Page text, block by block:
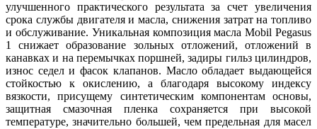
улучшенного практического результата за счет увеличения
срока службы двигателя и масла, снижения затрат на топливо
и обслуживание. Уникальная композиция масла Mobil Pegasus
1 снижает образование зольных отложений, отложений в
канавках и на перемычках поршней, задиры гильз цилиндров,
износ седел и фасок клапанов. Масло обладает выдающейся
стойкостью к окислению, а благодаря высокому индексу
вязкости, присущему синтетическим компонентам основы,
защитная смазочная пленка сохраняется при высокой
температуре, значительно большей, чем предельная для масел